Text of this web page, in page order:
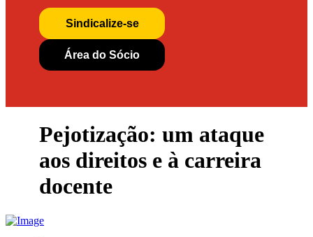
Sindicalize-se
Área do Sócio
Pejotização: um ataque
aos direitos e à carreira
docente